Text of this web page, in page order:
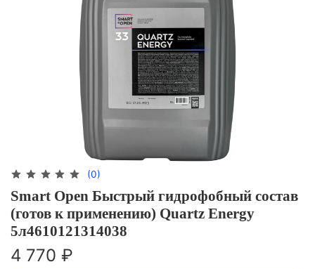
(0)
Smart Open Быстрый гидрофобный состав
(готов к применению) Quartz Energy
5л4610121314038
4 770 ₽